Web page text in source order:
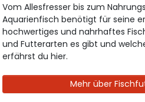
Vom Allesfresser bis zum
Aquarienfisch benötigt für seine
hochwertiges und nahrhaftes
und Futterarten es gibt und
erfährst du hier.
Mehr über